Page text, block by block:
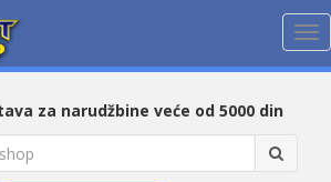
za narudžbine veće od 5000 din